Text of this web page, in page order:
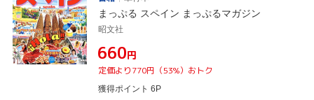
まっぷる スペイン まっぷるマガジン
昭文社
¥660円
定価より770円（53%）おトク
獲得ポイント 6P